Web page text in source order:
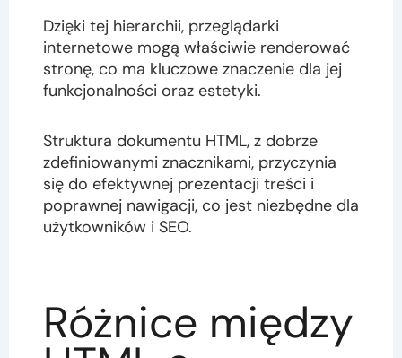
Dzięki tej hierarchii, przeglądarki
internetowe mogą właściwie renderować
stronę, co ma kluczowe znaczenie dla jej
funkcjonalności oraz estetyki.
Struktura dokumentu HTML, z dobrze
zdefiniowanymi znacznikami, przyczynia
się do efektywnej prezentacji treści i
poprawnej nawigacji, co jest niezbędne dla
użytkowników i SEO.
Różnice między